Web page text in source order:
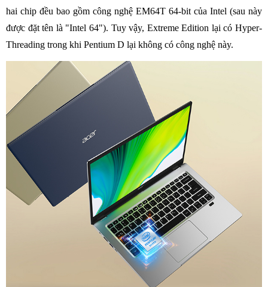
hai chip đều bao gồm công nghệ EM64T 64-bit của Intel (sau này
được đặt tên là "Intel 64"). Tuy vậy, Extreme Edition lại có Hyper-
Threading trong khi Pentium D lại không có công nghệ này.